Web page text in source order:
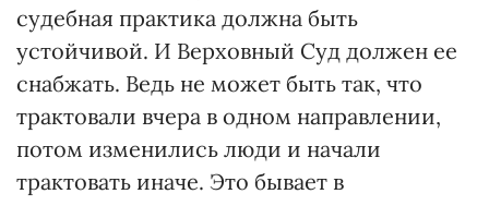
судебная практика должна быть
устойчивой. И Верховный Суд должен ее
снабжать. Ведь не может быть так, что
трактовали вчера в одном направлении,
потом изменились люди и начали
трактовать иначе. Это бывает в